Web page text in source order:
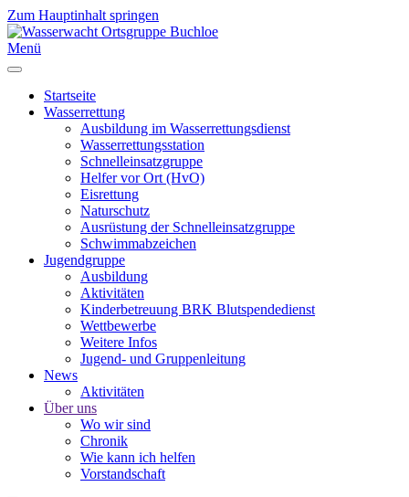
Zum Hauptinhalt springen
Menü
Startseite
Wasserrettung
Ausbildung im Wasserrettungsdienst
Wasserrettungsstation
Schnelleinsatzgruppe
Helfer vor Ort (HvO)
Eisrettung
Naturschutz
Ausrüstung der Schnelleinsatzgruppe
Schwimmabzeichen
Jugendgruppe
Ausbildung
Aktivitäten
Kinderbetreuung BRK Blutspendedienst
Wettbewerbe
Weitere Infos
Jugend- und Gruppenleitung
News
Aktivitäten
Über uns
Wo wir sind
Chronik
Wie kann ich helfen
Vorstandschaft